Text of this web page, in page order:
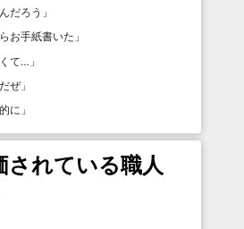
だろう 」
お手紙書いた 」
て… 」
ぜ」
に 」
されている職人